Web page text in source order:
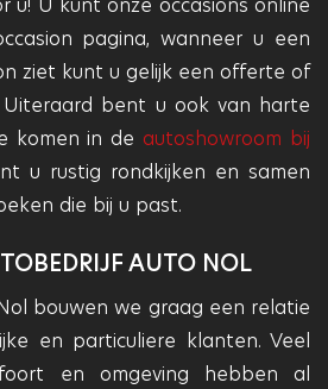
u! U kunt onze occasions online
pagina, wanneer u een
ziet kunt u gelijk een offerte of
bent u ook van harte
komen in de autoshowroom bij
u rustig rondkijken en samen
die bij u past.
AUTO NOL
bouwen we graag een relatie
en particuliere klanten. Veel
en omgeving hebben al